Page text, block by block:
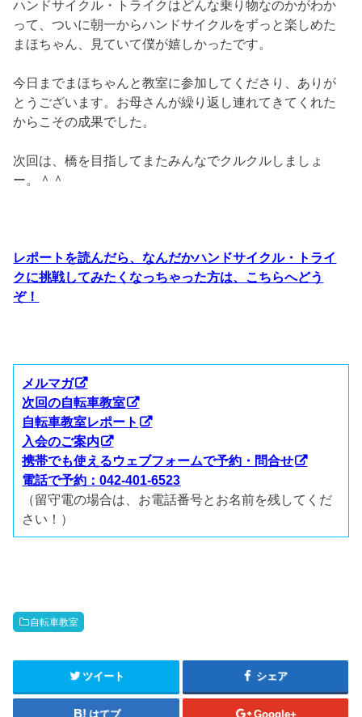
ハンドサイクル・トライクはどんな乗り物なのかがわか
って、ついに朝一からハンドサイクルをずっと楽しめた
まほちゃん、見ていて僕が嬉しかったです。
今日までまほちゃんと教室に参加してくださり、ありが
とうございます。お母さんが繰り返し連れてきてくれた
からこその成果でした。
次回は、橋を目指してまたみんなでクルクルしましょ
ー。＾＾
レポートを読んだら、なんだかハンドサイクル・トライ
クに挑戦してみたくなっちゃった方は、こちらへどう
ぞ！
メルマガ
次回の自転車教室
自転車教室レポート
入会のご案内
携帯でも使えるウェブフォームで予約・問合せ
電話で予約：042-401-6523
（留守電の場合は、お電話番号とお名前を残してくだ
さい！）
自転車教室
ツイート シェア
はてブ Google+